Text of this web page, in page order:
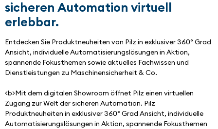
sicheren Automation virtuell
erlebbar.
Entdecken Sie Produktneuheiten von Pilz in exklusiver 360° Grad
Ansicht, individuelle Automatisierungslösungen in Aktion,
spannende Fokusthemen sowie aktuelles Fachwissen und
Dienstleistungen zu Maschinensicherheit & Co.
<b>Mit dem digitalen Showroom öffnet Pilz einen virtuellen
Zugang zur Welt der sicheren Automation. Pilz
Produktneuheiten in exklusiver 360° Grad Ansicht, individuelle
Automatisierungslösungen in Aktion, spannende Fokusthemen